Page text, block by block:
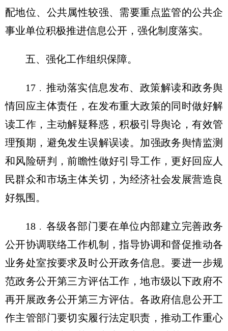
配地位、公共属性较强、需要重点监管的公共企
事业单位积极推进信息公开，强化制度落实。
五、强化工作组织保障。
17﹒推动落实信息发布、政策解读和政务舆
情回应主体责任，在发布重大政策的同时做好解
读工作，主动解疑释惑，积极引导舆论，有效管
理预期，避免发生误解误读。加强政务舆情监测
和风险研判，前瞻性做好引导工作，更好回应人
民群众和市场主体关切，为经济社会发展营造良
好氛围。
18﹒各级各部门要在单位内部建立完善政务
公开协调联络工作机制，指导协调和督促推动各
业务处室按要求及时公开政务信息。要进一步规
范政务公开第三方评估工作，地市级以下政府不
再开展政务公开第三方评估。各政府信息公开工
作主管部门要切实履行法定职责，推动工作重心